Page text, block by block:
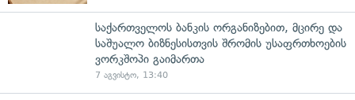
საქართველოს ბანკის ორგანიზებით, მცირე და
საშუალო ბიზნესისთვის შრომის უსაფრთხოების
ვორკშოპი გაიმართა
7 აგვისტო, 13:40